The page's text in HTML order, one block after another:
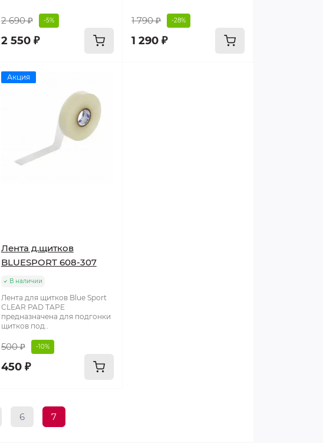
2 690 ₽ -5%
2 550 ₽
1 790 ₽ -28%
1 290 ₽
Акция
Лента д.щитков
BLUESPORT 608-307
В наличии
Лента для щитков Blue Sport
CLEAR PAD TAPE
предназначена для подгонки
щитков под..
500 ₽ -10%
450 ₽
6 7